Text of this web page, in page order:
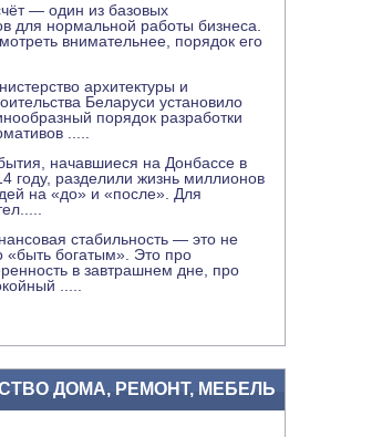
— один из базовых
для нормальной работы бизнеса.
внимательнее, порядок его
архитектуры и
Беларуси установило
порядок разработки
начавшиеся на Донбассе в
году, разделили жизнь миллионов
на «до» и «после». Для
стабильность — это не
«быть богатым». Это про
в завтрашнем дне, про
ДОМА, РЕМОНТ, МЕБЕЛЬ